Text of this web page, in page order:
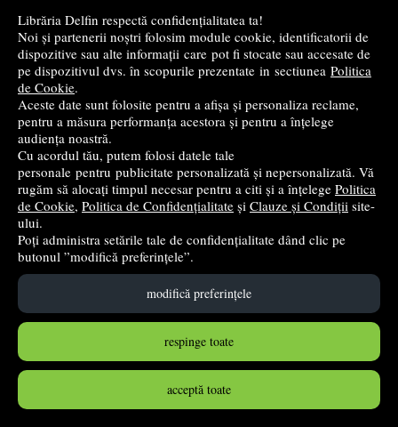
Librăria Delfin respectă confidențialitatea ta!
Noi și partenerii noștri folosim module cookie, identificatorii de
dispozitive sau alte informații care pot fi stocate sau accesate de
pe dispozitivul dvs. în scopurile prezentate in sectiunea Politica
de Cookie.
Aceste date sunt folosite pentru a afișa și personaliza reclame,
pentru a măsura performanța acestora și pentru a înțelege
audiența noastră.
Cu acordul tău, putem folosi datele tale
personale pentru publicitate personalizată și nepersonalizată. Vă
rugăm să alocați timpul necesar pentru a citi și a înțelege Politica
de Cookie, Politica de Confidențialitate și Clauze și Condiții site-
ului.
Poți administra setările tale de confidențialitate dând clic pe
butonul ”modifică preferințele”.
modifică preferințele
respinge toate
acceptă toate
alertă stoc
Plic C5, 162 x 229 mm ,kraft, banda silicon, 90 g/mp, 500
60,53lei
stoc indisponibil